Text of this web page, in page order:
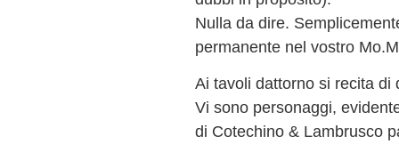
Nulla da dire.
permanente nel vostro
Ai tavoli dattorno si recita di
Vi sono personaggi,
di Cotechino & Lambrusco